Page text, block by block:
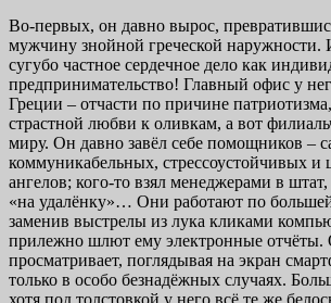
Во-первых, он давно вырос,
мужчину знойной греческой наружности.
сугубо частное сердечное дело как
предпринимательство! Главный офис у
Греции – отчасти по причине
страстной любви к оливкам, а вот
миру. Он давно завёл себе помощников –
коммуникабельных, стрессоустойчивых и
ангелов; кого-то взял менеджерами в
«на удалёнку»… Они работают по
заменив выстрелы из лука кликами
прилежно шлют ему электронные отчёты.
просматривает, поглядывая на экран
только в особо безнадёжных случаях.
хотя под толстовкой у него всё те же